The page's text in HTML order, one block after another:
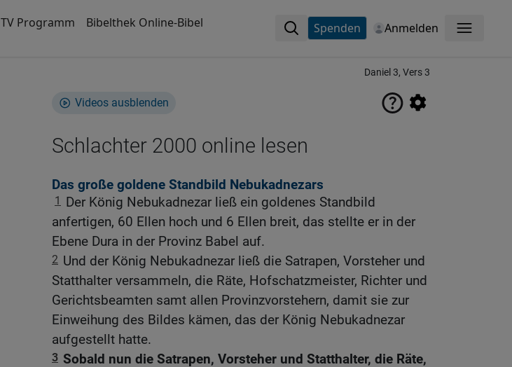
TV Programm Bibelthek Online-Bibel Spenden Anmelden Menü
Daniel 3, Vers 3
Videos ausblenden
Schlachter 2000 online lesen
Das große goldene Standbild Nebukadnezars
1
Der König Nebukadnezar ließ ein goldenes Standbild
anfertigen, 60 Ellen hoch und 6 Ellen breit, das stellte er in der
Ebene Dura in der Provinz Babel auf.
2 Und der König Nebukadnezar ließ die Satrapen, Vorsteher und
Statthalter versammeln, die Räte, Hofschatzmeister, Richter und
Gerichtsbeamten samt allen Provinzvorstehern, damit sie zur
Einweihung des Bildes kämen, das der König Nebukadnezar
aufgestellt hatte.
3 Sobald nun die Satrapen, Vorsteher und Statthalter, die Räte,